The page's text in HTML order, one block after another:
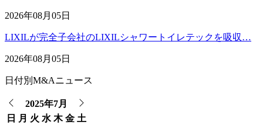
2026年08月05日
LIXILが完全子会社のLIXILシャワートイレテックを吸収…
2026年08月05日
日付別M&Aニュース
2025年7月
日
月 火 水 木 金 土